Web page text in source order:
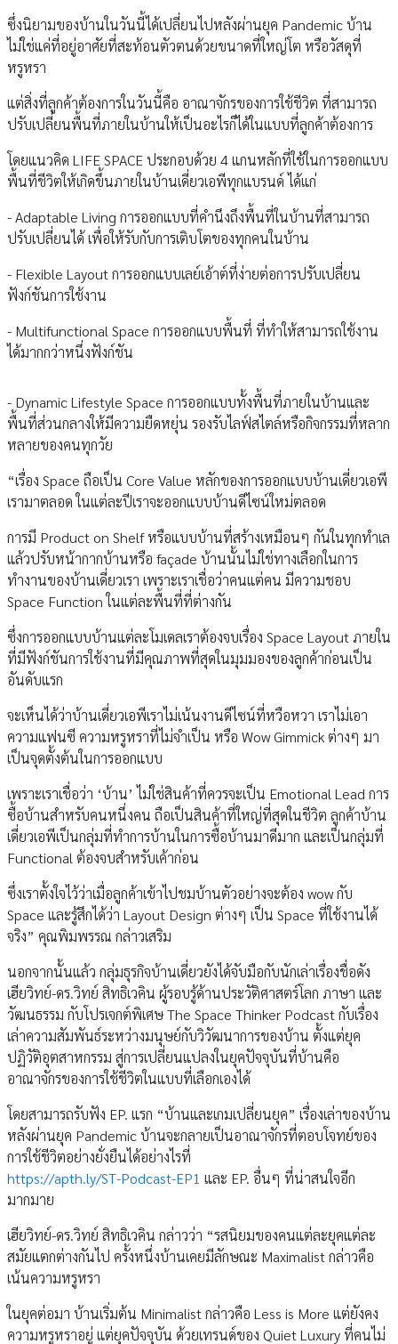
ซึ่งนิยามของบ้านในวันนี้ได้เปลี่ยนไปหลังผ่านยุค Pandemic บ้าน
ไม่ใช่แค่ที่อยู่อาศัยที่สะท้อนตัวตนด้วยขนาดที่ใหญ่โต หรือวัสดุที่
หรูหรา
แต่สิ่งที่ลูกค้าต้องการในวันนี้คือ อาณาจักรของการใช้ชีวิต ที่สามารถ
ปรับเปลี่ยนพื้นที่ภายในบ้านให้เป็นอะไรก็ได้ในแบบที่ลูกค้าต้องการ
โดยแนวคิด LIFE SPACE ประกอบด้วย 4 แกนหลักที่ใช้ในการออกแบบ
พื้นที่ชีวิตให้เกิดขึ้นภายในบ้านเดี่ยวเอพีทุกแบรนด์ ได้แก่
- Adaptable Living การออกแบบที่คำนึงถึงพื้นที่ในบ้านที่สามารถ
ปรับเปลี่ยนได้ เพื่อให้รับกับการเติบโตของทุกคนในบ้าน
- Flexible Layout การออกแบบเลย์เอ้าต์ที่ง่ายต่อการปรับเปลี่ยน
ฟังก์ชันการใช้งาน
- Multifunctional Space การออกแบบพื้นที่ ที่ทำให้สามารถใช้งาน
ได้มากกว่าหนึ่งฟังก์ชัน
- Dynamic Lifestyle Space การออกแบบทั้งพื้นที่ภายในบ้านและ
พื้นที่ส่วนกลางให้มีความยืดหยุ่น รองรับไลฟ์สไตล์หรือกิจกรรมที่หลาก
หลายของคนทุกวัย
“เรื่อง Space ถือเป็น Core Value หลักของการออกแบบบ้านเดี่ยวเอพี
เรามาตลอด ในแต่ละปีเราจะออกแบบบ้านดีไซน์ใหม่ตลอด
การมี Product on Shelf หรือแบบบ้านที่สร้างเหมือนๆ กันในทุกทำเล
แล้วปรับหน้ากากบ้านหรือ façade บ้านนั้นไม่ใช่ทางเลือกในการ
ทำงานของบ้านเดี่ยวเรา เพราะเราเชื่อว่าคนแต่คน มีความชอบ
Space Function ในแต่ละพื้นที่ที่ต่างกัน
ซึ่งการออกแบบบ้านแต่ละโมเดลเราต้องจบเรื่อง Space Layout ภายใน
ที่มีฟังก์ชันการใช้งานที่มีคุณภาพที่สุดในมุมมองของลูกค้าก่อนเป็น
อันดับแรก
จะเห็นได้ว่าบ้านเดี่ยวเอพีเราไม่เน้นงานดีไซน์ที่หวือหวา เราไม่เอา
ความแฟนซี ความหรูหราที่ไม่จำเป็น หรือ Wow Gimmick ต่างๆ มา
เป็นจุดตั้งต้นในการออกแบบ
เพราะเราเชื่อว่า ‘บ้าน’ ไม่ใช่สินค้าที่ควรจะเป็น Emotional Lead การ
ซื้อบ้านสำหรับคนหนึ่งคน ถือเป็นสินค้าที่ใหญ่ที่สุดในชีวิต ลูกค้าบ้าน
เดี่ยวเอพีเป็นกลุ่มที่ทำการบ้านในการซื้อบ้านมาดีมาก และเป็นกลุ่มที่
Functional ต้องจบสำหรับเค้าก่อน
ซึ่งเราตั้งใจไว้ว่าเมื่อลูกค้าเข้าไปชมบ้านตัวอย่างจะต้อง wow กับ
Space และรู้สึกได้ว่า Layout Design ต่างๆ เป็น Space ที่ใช้งานได้
จริง” คุณพิมพรรณ กล่าวเสริม
นอกจากนั้นแล้ว กลุ่มธุรกิจบ้านเดี่ยวยังได้จับมือกับนักเล่าเรื่องชื่อดัง
เฮียวิทย์-ดร.วิทย์ สิทธิเวคิน ผู้รอบรู้ด้านประวัติศาสตร์โลก ภาษา และ
วัฒนธรรม กับโปรเจกต์พิเศษ The Space Thinker Podcast กับเรื่อง
เล่าความสัมพันธ์ระหว่างมนุษย์กับวิวัฒนาการของบ้าน ตั้งแต่ยุค
ปฏิวัติอุตสาหกรรม สู่การเปลี่ยนแปลงในยุคปัจจุบันที่บ้านคือ
อาณาจักรของการใช้ชีวิตในแบบที่เลือกเองได้
โดยสามารถรับฟัง EP. แรก “บ้านและเกมเปลี่ยนยุค” เรื่องเล่าของบ้าน
หลังผ่านยุค Pandemic บ้านจะกลายเป็นอาณาจักรที่ตอบโจทย์ของ
การใช้ชีวิตอย่างยั่งยืนได้อย่างไรที่
https://apth.ly/ST-Podcast-EP1 และ EP. อื่นๆ ที่น่าสนใจอีก
มากมาย
เฮียวิทย์-ดร.วิทย์ สิทธิเวคิน กล่าวว่า “รสนิยมของคนแต่ละยุคแต่ละ
สมัยแตกต่างกันไป ครั้งหนึ่งบ้านเคยมีลักษณะ Maximalist กล่าวคือ
เน้นความหรูหรา
ในยุคต่อมา บ้านเริ่มต้น Minimalist กล่าวคือ Less is More แต่ยังคง
ความหรูหราอยู่ แต่ยุคปัจจุบัน ด้วยเทรนด์ของ Quiet Luxury ที่คนไม่